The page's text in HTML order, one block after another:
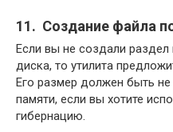
11. Создание файла
Если вы не создали
диска, то утилита
Его размер должен быть
памяти, если вы хотите
гибернацию.